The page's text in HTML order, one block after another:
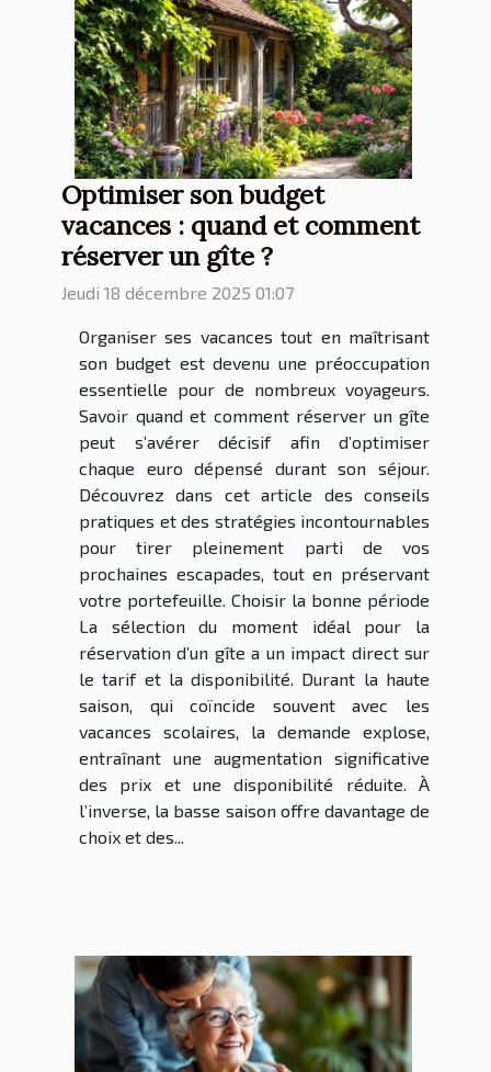
Optimiser son budget
vacances : quand et comment
réserver un gîte ?
Jeudi 18 décembre 2025 01:07
Organiser ses vacances tout en maîtrisant
son budget est devenu une préoccupation
essentielle pour de nombreux voyageurs.
Savoir quand et comment réserver un gîte
peut s’avérer décisif afin d’optimiser
chaque euro dépensé durant son séjour.
Découvrez dans cet article des conseils
pratiques et des stratégies incontournables
pour tirer pleinement parti de vos
prochaines escapades, tout en préservant
votre portefeuille. Choisir la bonne période
La sélection du moment idéal pour la
réservation d’un gîte a un impact direct sur
le tarif et la disponibilité. Durant la haute
saison, qui coïncide souvent avec les
vacances scolaires, la demande explose,
entraînant une augmentation significative
des prix et une disponibilité réduite. À
l’inverse, la basse saison offre davantage de
choix et des...